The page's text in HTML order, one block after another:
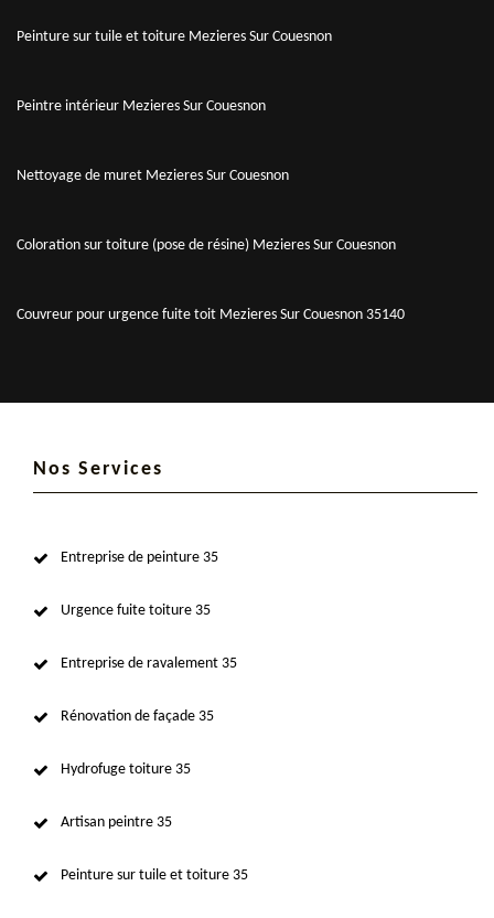
Peinture sur tuile et toiture Mezieres Sur Couesnon
Peintre intérieur Mezieres Sur Couesnon
Nettoyage de muret Mezieres Sur Couesnon
Coloration sur toiture (pose de résine) Mezieres Sur Couesnon
Couvreur pour urgence fuite toit Mezieres Sur Couesnon 35140
Nos Services
Entreprise de peinture 35
Urgence fuite toiture 35
Entreprise de ravalement 35
Rénovation de façade 35
Hydrofuge toiture 35
Artisan peintre 35
Peinture sur tuile et toiture 35